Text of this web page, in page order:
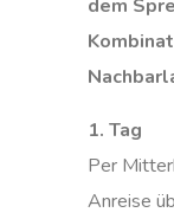
dem
1. Tag
Per
Anreise